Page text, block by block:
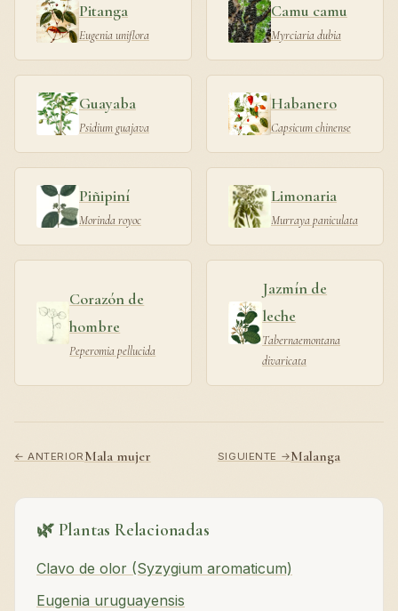
Pitanga
Eugenia uniflora
Camu camu
Myrciaria dubia
Guayaba
Psidium guajava
Habanero
Capsicum chinense
Piñipiní
Morinda royoc
Limonaria
Murraya paniculata
Corazón de
hombre
Peperomia pellucida
Jazmín de
leche
Tabernaemontana
divaricata
← ANTERIORMala mujer SIGUIENTE →Malanga
🌿 Plantas Relacionadas
Clavo de olor (Syzygium aromaticum)
Eugenia uruguayensis